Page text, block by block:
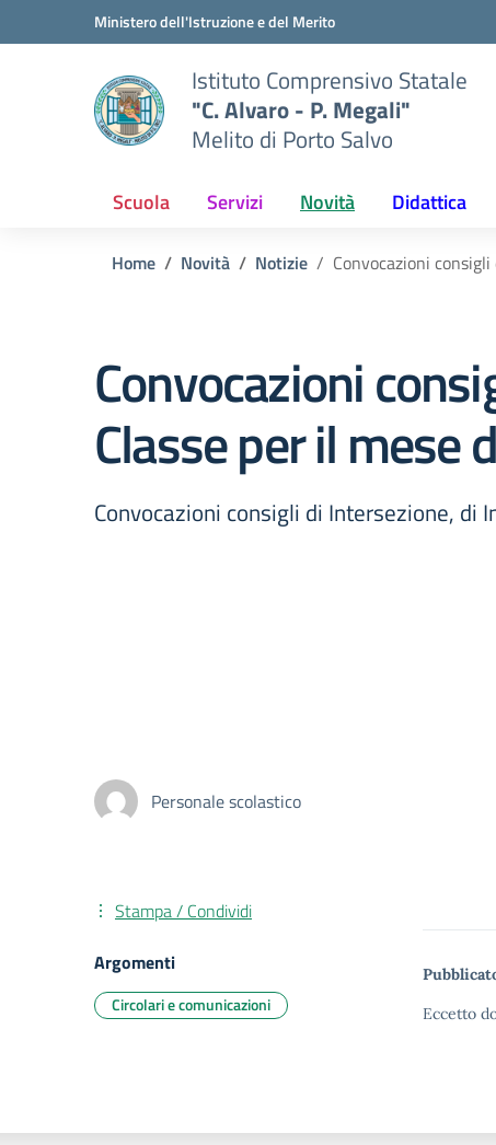
Vai ai contenuti
Vai al menu di navigazioneMinistero dell'Istruzione e del Merito
Istituto Comprensivo Statale
"C. Alvaro - P. Megali"
Melito di Porto Salvo
Scuola Servizi Novità Didattica
Home Novità Notizie Convocazioni
Convocazioni
Classe per il
Convocazioni consigli di Intersezione,
Personale scolastico
Eccetto
Stampa / Condividi
Argomenti
Circolari e comunicazioni